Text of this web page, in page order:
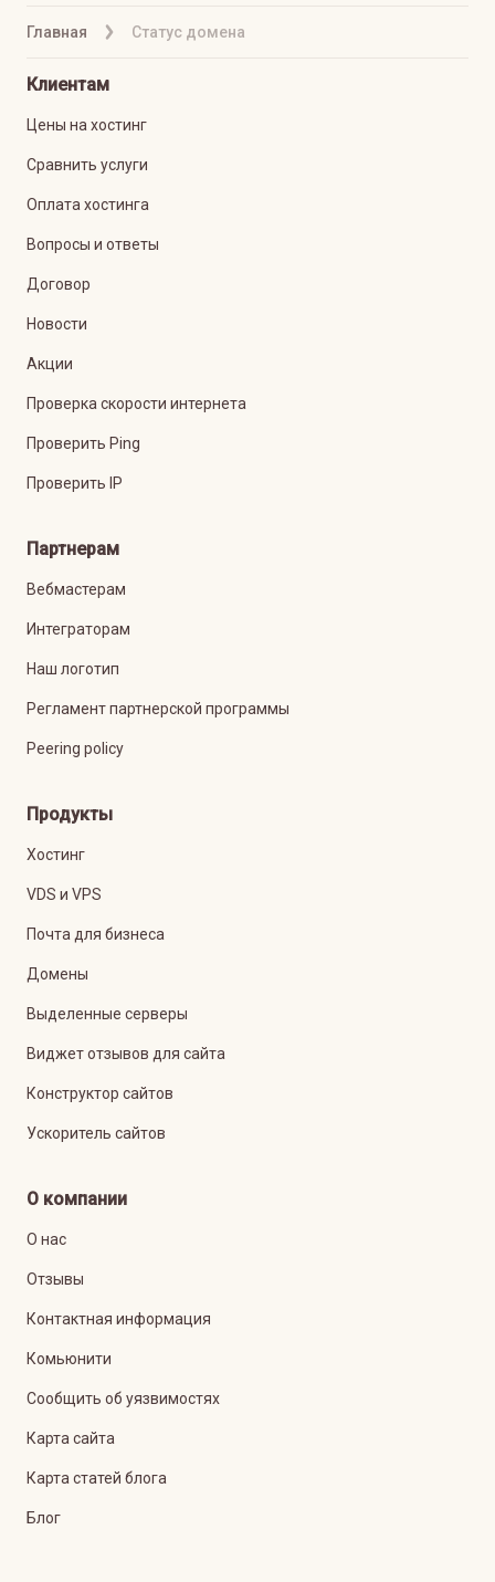
Главная Статус домена
Клиентам
Цены на хостинг
Сравнить услуги
Оплата хостинга
Вопросы и ответы
Договор
Новости
Акции
Проверка скорости интернета
Проверить Ping
Проверить IP
Партнерам
Вебмастерам
Интеграторам
Наш логотип
Регламент партнерской программы
Peering policy
Продукты
Хостинг
VDS и VPS
Почта для бизнеса
Домены
Выделенные серверы
Виджет отзывов для сайта
Конструктор сайтов
Ускоритель сайтов
О компании
О нас
Отзывы
Контактная информация
Комьюнити
Сообщить об уязвимостях
Карта сайта
Карта статей блога
Блог